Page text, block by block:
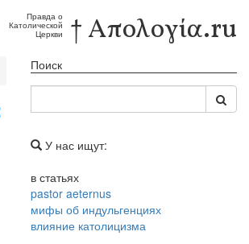
Правда о
Католической
Церкви † Απολογία.ru
Поиск
У нас ищут:
в статьях
pastor aeternus
мифы об индульгенциях
влияние католицизма